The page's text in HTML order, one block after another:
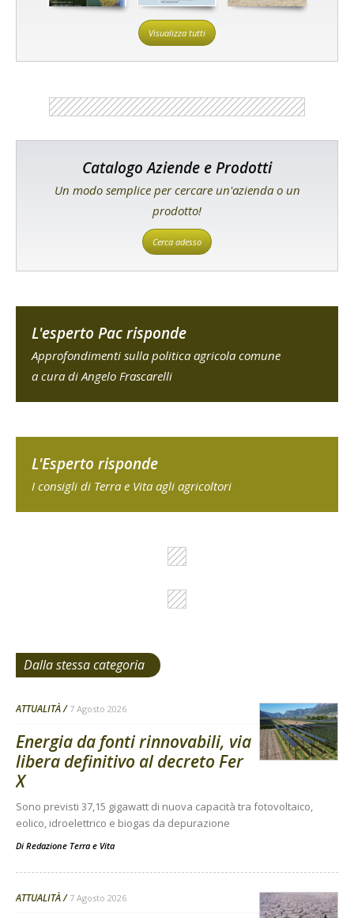
Visualizza tutti
Catalogo Aziende e Prodotti
Un modo semplice per cercare un'azienda o un
prodotto!
Cerca adesso
L'esperto Pac risponde
Approfondimenti sulla politica agricola comune
a cura di Angelo Frascarelli
L'Esperto risponde
I consigli di Terra e Vita agli agricoltori
Dalla stessa categoria
ATTUALITÀ 7 Agosto 2026
Energia da fonti rinnovabili, via
libera definitivo al decreto Fer
X
Sono previsti 37,15 gigawatt di nuova capacità tra fotovoltaico,
eolico, idroelettrico e biogas da depurazione
Di Redazione Terra e Vita
ATTUALITÀ 7 Agosto 2026